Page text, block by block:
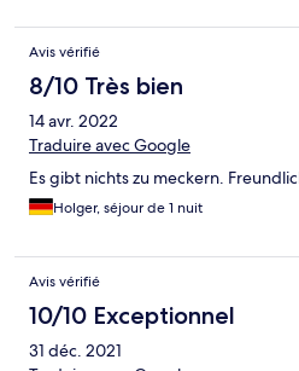
Avis vérifié
8/10 Très bien
14 avr. 2022
Traduire avec Google
Es gibt nichts zu meckern.
Holger, séjour de 1 nuit
Avis vérifié
10/10 Exceptionnel
31 déc. 2021